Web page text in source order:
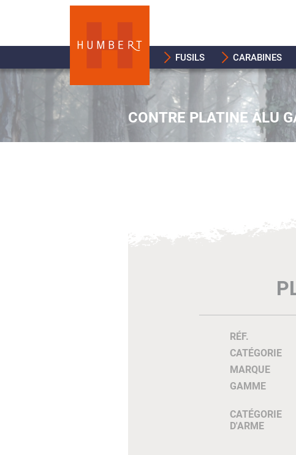
FUSILS CARABINES
CONTRE PLATINE ALU
RÉF.
CATÉGORIE
MARQUE
GAMME
CATÉGORIE
D'ARME